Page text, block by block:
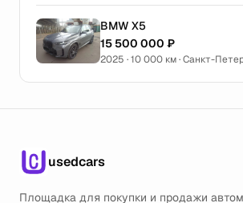
BMW X5
15 500 000 ₽
2025 · 10 000 км · Санкт-
usedcars
Площадка для покупки и продажи